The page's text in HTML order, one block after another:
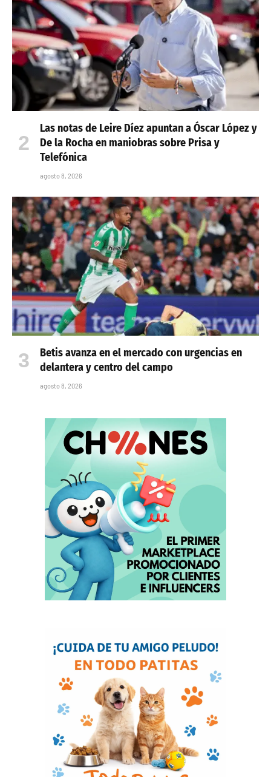
Las notas de Leire Díez apuntan a Óscar López y
De la Rocha en maniobras sobre Prisa y
Telefónica
agosto 8, 2026
Betis avanza en el mercado con urgencias en
delantera y centro del campo
agosto 8, 2026